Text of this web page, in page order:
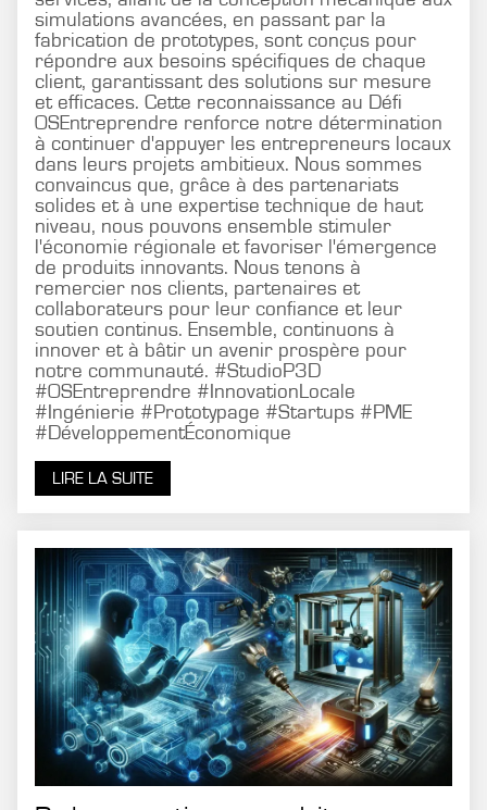
simulations avancées, en passant par la
fabrication de prototypes, sont conçus pour
répondre aux besoins spécifiques de chaque
client, garantissant des solutions sur mesure
et efficaces. Cette reconnaissance au Défi
OSEntreprendre renforce notre détermination
à continuer d'appuyer les entrepreneurs locaux
dans leurs projets ambitieux. Nous sommes
convaincus que, grâce à des partenariats
solides et à une expertise technique de haut
niveau, nous pouvons ensemble stimuler
l'économie régionale et favoriser l'émergence
de produits innovants. Nous tenons à
remercier nos clients, partenaires et
collaborateurs pour leur confiance et leur
soutien continus. Ensemble, continuons à
innover et à bâtir un avenir prospère pour
notre communauté. #StudioP3D
#OSEntreprendre #InnovationLocale
#Ingénierie #Prototypage #Startups #PME
#DéveloppementÉconomique
LIRE LA SUITE